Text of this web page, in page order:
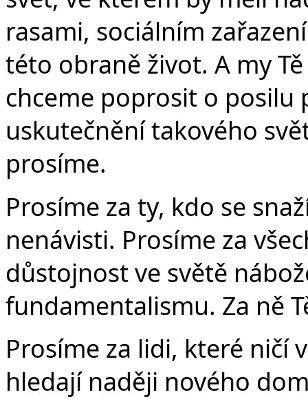
rasami, sociálním
této obraně život. A my
chceme poprosit o posilu
uskutečnění takového
prosíme.
Prosíme za ty, kdo se
nenávisti. Prosíme za
důstojnost ve světě
fundamentalismu. Za ně
Prosíme za lidi, které ničí
hledají naději nového